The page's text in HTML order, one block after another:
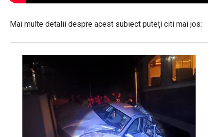
Mai multe detalii despre acest subiect puteți citi mai jos: